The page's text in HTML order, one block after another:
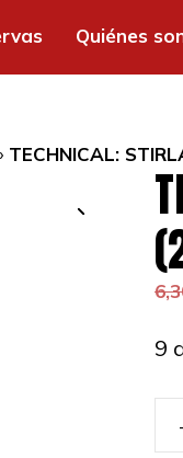
Quiénes
TECHNICAL:
9